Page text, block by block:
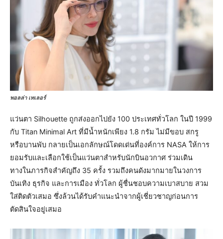
พอลล่า เทเลอร์
แว่นตา Silhouette ถูกส่งออกไปยัง 100 ประเทศทั่วโลก ในปี 1999
กับ Titan Minimal Art ที่มีน้ำหนักเพียง 1.8 กรัม ไม่มีขอบ สกรู
หรือบานพับ กลายเป็นเอกลักษณ์โดดเด่นที่องค์การ NASA ให้การ
ยอมรับและเลือกใช้เป็นแว่นตาสำหรับนักบินอวกาศ ร่วมเดิน
ทางในภารกิจสำคัญถึง 35 ครั้ง รวมถึงคนดังมากมายในวงการ
บันเทิง ธุรกิจ และการเมือง ทั่วโลก ผู้ชื่นชอบความเบาสบาย สวม
ใส่ติดตัวเสมอ ซึ่งล้วนได้รับคำแนะนำจากผู้เชี่ยวชาญก่อนการ
ตัดสินใจอยู่เสมอ